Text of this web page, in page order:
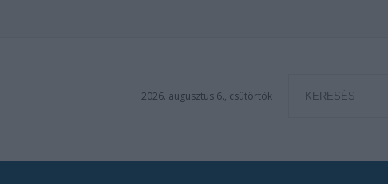
2026. augusztus 6., csütörtök